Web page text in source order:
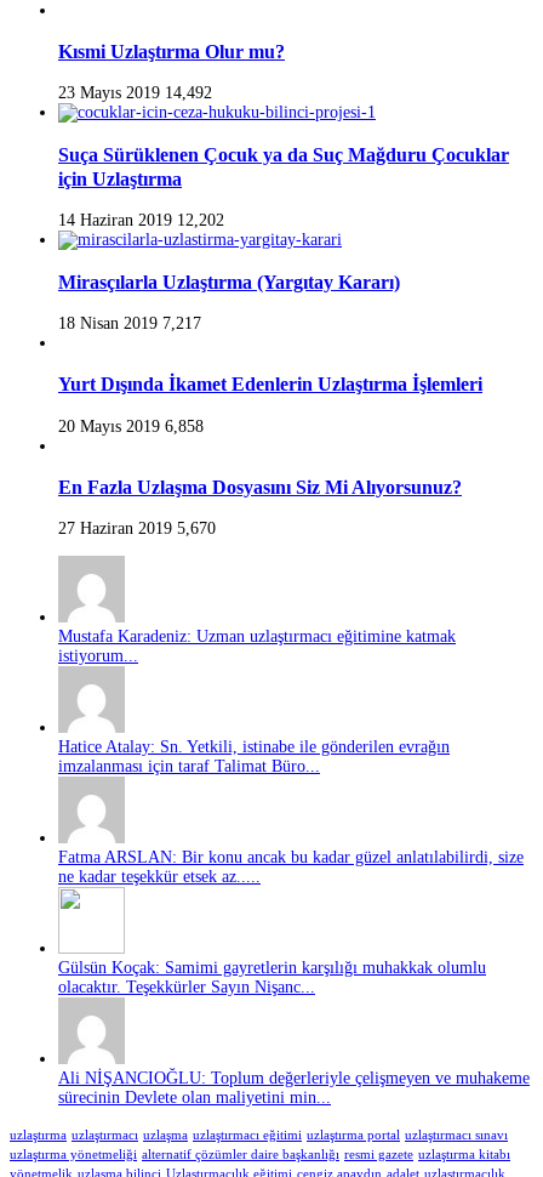
Kısmi Uzlaştırma Olur mu?
23 Mayıs 2019 14,492
Suça Sürüklenen Çocuk ya da Suç Mağduru Çocuklar
için Uzlaştırma
14 Haziran 2019 12,202
Mirasçılarla Uzlaştırma (Yargıtay Kararı)
18 Nisan 2019 7,217
Yurt Dışında İkamet Edenlerin Uzlaştırma İşlemleri
20 Mayıs 2019 6,858
En Fazla Uzlaşma Dosyasını Siz Mi Alıyorsunuz?
27 Haziran 2019 5,670
Mustafa Karadeniz: Uzman uzlaştırmacı eğitimine katmak
istiyorum...
Hatice Atalay: Sn. Yetkili, istinabe ile gönderilen evrağın
imzalanması için taraf Talimat Büro...
Fatma ARSLAN: Bir konu ancak bu kadar güzel anlatılabilirdi, size
ne kadar teşekkür etsek az.....
Gülsün Koçak: Samimi gayretlerin karşılığı muhakkak olumlu
olacaktır. Teşekkürler Sayın Nişanc...
Ali NİŞANCIOĞLU: Toplum değerleriyle çelişmeyen ve muhakeme
sürecinin Devlete olan maliyetini min...
uzlaştırma uzlaştırmacı uzlaşma uzlaştırmacı eğitimi uzlaştırma portal uzlaştırmacı sınavı
uzlaştırma yönetmeliği alternatif çözümler daire başkanlığı resmi gazete uzlaştırma kitabı